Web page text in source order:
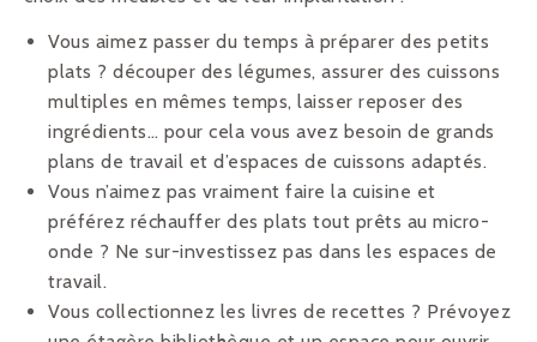
Vous aimez passer du temps à préparer des petits
plats ? découper des légumes, assurer des cuissons
multiples en mêmes temps, laisser reposer des
ingrédients… pour cela vous avez besoin de grands
plans de travail et d’espaces de cuissons adaptés.
Vous n’aimez pas vraiment faire la cuisine et
préférez réchauffer des plats tout prêts au micro-
onde ? Ne sur-investissez pas dans les espaces de
travail.
Vous collectionnez les livres de recettes ? Prévoyez